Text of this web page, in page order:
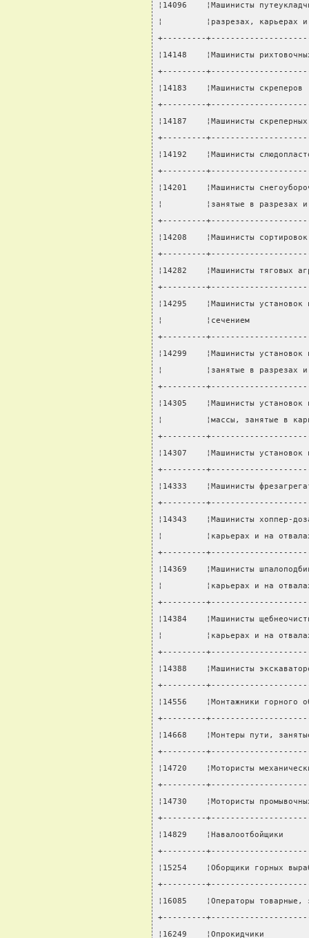
¦14096    ¦Машинисты
¦         ¦разрезах,
+---------
¦14148    ¦Машинисты
+---------
¦14183    ¦Машинисты
+---------
¦14187    ¦Машинисты
+---------
¦14192    ¦Машинисты
+---------
¦14201    ¦Машинисты
¦         ¦занятые в
+---------
¦14208    ¦Машинисты
+---------
¦14282    ¦Машинисты
+---------
¦14295    ¦Машинисты
¦         ¦сечением
+---------
¦14299    ¦Машинисты
¦         ¦занятые в
+---------
¦14305    ¦Машинисты
¦         ¦массы, занятые в
+---------
¦14307    ¦Машинисты
+---------
¦14333    ¦Машинисты
+---------
¦14343    ¦Машинисты хоппер-
¦         ¦карьерах и на
+---------
¦14369    ¦Машинисты
¦         ¦карьерах и на
+---------
¦14384    ¦Машинисты
¦         ¦карьерах и на
+---------
¦14388    ¦Машинисты
+---------
¦14556    ¦Монтажники
+---------
¦14668    ¦Монтеры пути,
+---------
¦14720    ¦Мотористы
+---------
¦14730    ¦Мотористы
+---------
¦14829
+---------
¦15254    ¦Оборщики
+---------
¦16085    ¦Операторы товарные,
+---------
¦16249